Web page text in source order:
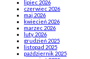
lipiec 2026
czerwiec 2026
maj 2026
kwiecień 2026
marzec 2026
luty 2026
grudzień 2025
listopad 2025
październik 2025